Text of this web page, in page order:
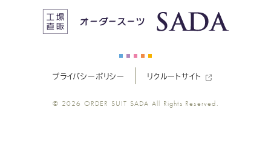
ス
ツ
ス
ー
ス
ー
ツ
ス
ツ
ス
ツ
プライバシーポリシー リクルートサイト
© 2026 ORDER SUIT SADA All Rights Reserved.